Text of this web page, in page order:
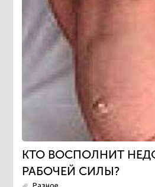
КТО ВОСПОЛНИТ
РАБОЧЕЙ СИЛЫ?
Разное